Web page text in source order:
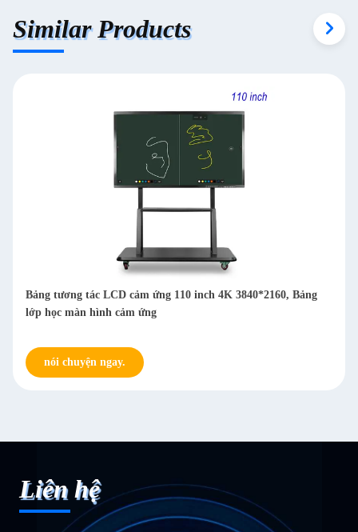
Similar Products
Bảng tương tác LCD cảm ứng 110 inch 4K 3840*2160, Bảng
lớp học màn hình cảm ứng
nói chuyện ngay.
Liên hệ